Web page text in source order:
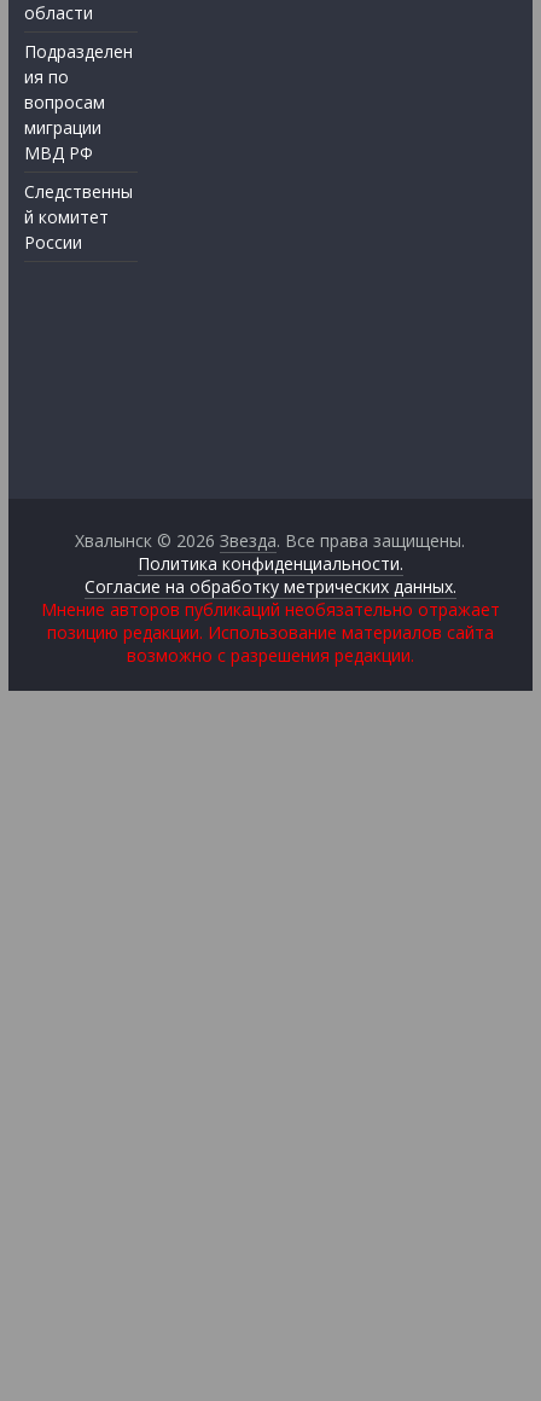
области
Подразделен
ия по
вопросам
миграции
МВД РФ
Следственны
й комитет
России
Хвалынск © 2026Звезда. Все права защищены.
Политика конфиденциальности.
Согласие на обработку метрических данных.
Мнение авторов публикаций необязательно отражает
позицию редакции. Использование материалов сайта
возможно с разрешения редакции.